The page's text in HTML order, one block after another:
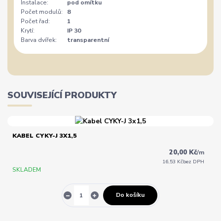
Instalace:
pod omítku
Počet modulů:
8
Počet řad:
1
Krytí:
IP 30
Barva dvířek:
transparentní
SOUVISEJÍCÍ PRODUKTY
KABEL CYKY-J 3X1,5
20,00 Kč/m
16,53 Kčbez DPH
SKLADEM
Do košíku